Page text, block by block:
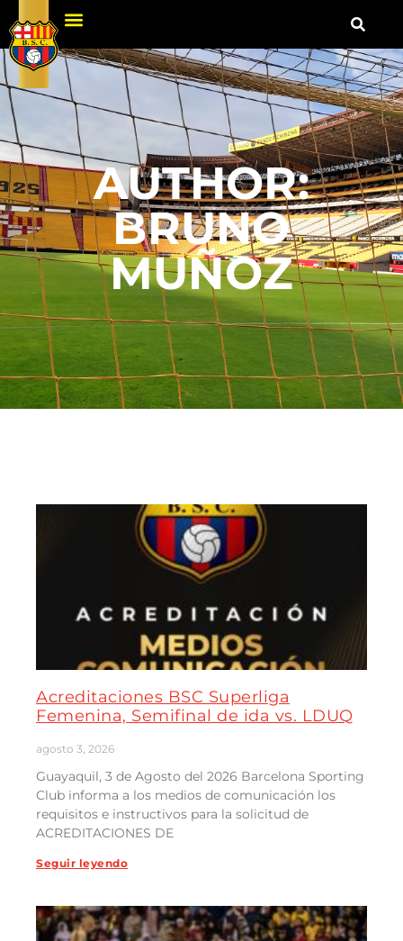
AUTHOR:
BRUNO
MUÑOZ
Acreditaciones BSC Superliga
Femenina, Semifinal de ida vs. LDUQ
agosto 3, 2026
Guayaquil, 3 de Agosto del 2026 Barcelona Sporting
Club informa a los medios de comunicación los
requisitos e instructivos para la solicitud de
ACREDITACIONES DE
Seguir leyendo